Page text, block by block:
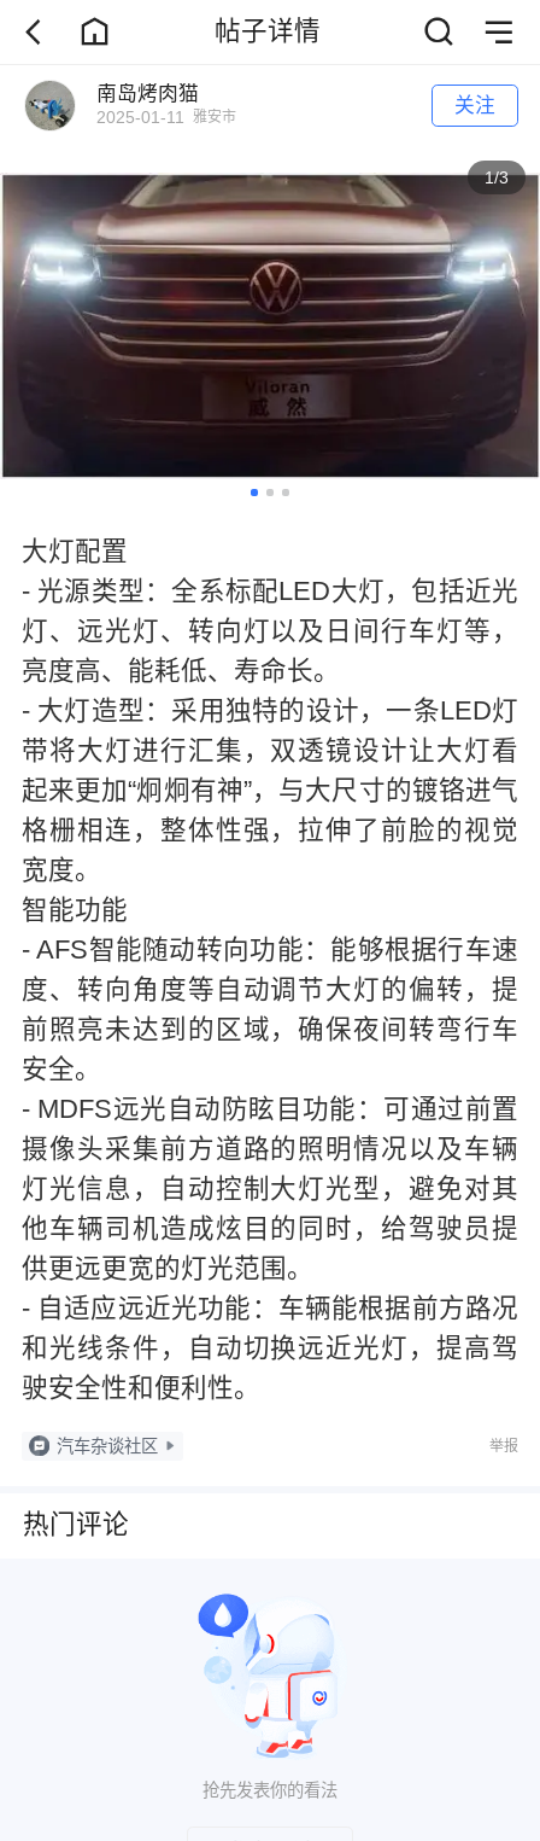
帖子详情
南岛烤肉猫
2025-01-11 雅安市 关注
1/3
大灯配置
- 光源类型：全系标配LED大灯，包括近光
灯、远光灯、转向灯以及日间行车灯等，
亮度高、能耗低、寿命长。
- 大灯造型：采用独特的设计，一条LED灯
带将大灯进行汇集，双透镜设计让大灯看
起来更加“炯炯有神”，与大尺寸的镀铬进气
格栅相连，整体性强，拉伸了前脸的视觉
宽度。
智能功能
- AFS智能随动转向功能：能够根据行车速
度、转向角度等自动调节大灯的偏转，提
前照亮未达到的区域，确保夜间转弯行车
安全。
- MDFS远光自动防眩目功能：可通过前置
摄像头采集前方道路的照明情况以及车辆
灯光信息，自动控制大灯光型，避免对其
他车辆司机造成炫目的同时，给驾驶员提
供更远更宽的灯光范围。
- 自适应远近光功能：车辆能根据前方路况
和光线条件，自动切换远近光灯，提高驾
驶安全性和便利性。
汽车杂谈社区 举报
热门评论
抢先发表你的看法